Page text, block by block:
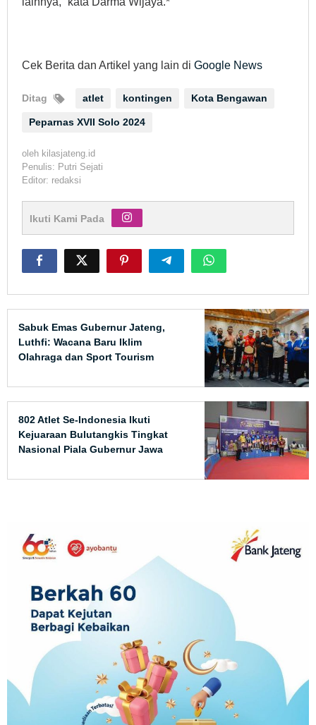
Cek Berita dan Artikel yang lain di Google News
Ditag atlet kontingen Kota Bengawan
Peparnas XVII Solo 2024
oleh kilasjateng.id
Penulis: Putri Sejati
Editor: redaksi
Ikuti Kami Pada
Sabuk Emas Gubernur Jateng,
Luthfi: Wacana Baru Iklim
Olahraga dan Sport Tourism
802 Atlet Se-Indonesia Ikuti
Kejuaraan Bulutangkis Tingkat
Nasional Piala Gubernur Jawa